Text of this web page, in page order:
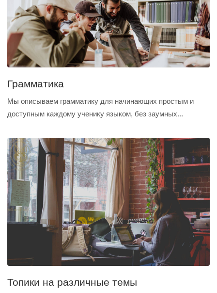
Грамматика
Мы описываем грамматику для начинающих простым и
доступным каждому ученику языком, без заумных...
Топики на различные темы